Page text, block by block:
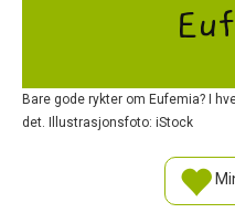
Bare gode rykter om Eufemia? I
det. Illustrasjonsfoto: iStock